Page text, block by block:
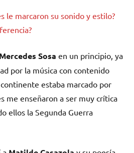
le marcaron su sonido y estilo?
Mercedes Sosa en un principio, ya
por la música con contenido
estaba marcado por
me enseñaron a ser muy crítica
ellos la Segunda Guerra